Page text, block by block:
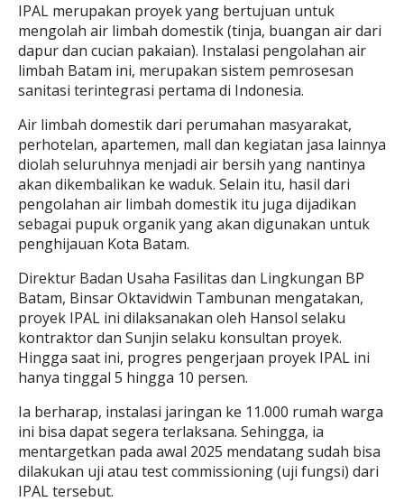
IPAL merupakan proyek yang bertujuan untuk
mengolah air limbah domestik (tinja, buangan air dari
dapur dan cucian pakaian). Instalasi pengolahan air
limbah Batam ini, merupakan sistem pemrosesan
sanitasi terintegrasi pertama di Indonesia.
Air limbah domestik dari perumahan masyarakat,
perhotelan, apartemen, mall dan kegiatan jasa lainnya
diolah seluruhnya menjadi air bersih yang nantinya
akan dikembalikan ke waduk. Selain itu, hasil dari
pengolahan air limbah domestik itu juga dijadikan
sebagai pupuk organik yang akan digunakan untuk
penghijauan Kota Batam.
Direktur Badan Usaha Fasilitas dan Lingkungan BP
Batam, Binsar Oktavidwin Tambunan mengatakan,
proyek IPAL ini dilaksanakan oleh Hansol selaku
kontraktor dan Sunjin selaku konsultan proyek.
Hingga saat ini, progres pengerjaan proyek IPAL ini
hanya tinggal 5 hingga 10 persen.
Ia berharap, instalasi jaringan ke 11.000 rumah warga
ini bisa dapat segera terlaksana. Sehingga, ia
mentargetkan pada awal 2025 mendatang sudah bisa
dilakukan uji atau test commissioning (uji fungsi) dari
IPAL tersebut.